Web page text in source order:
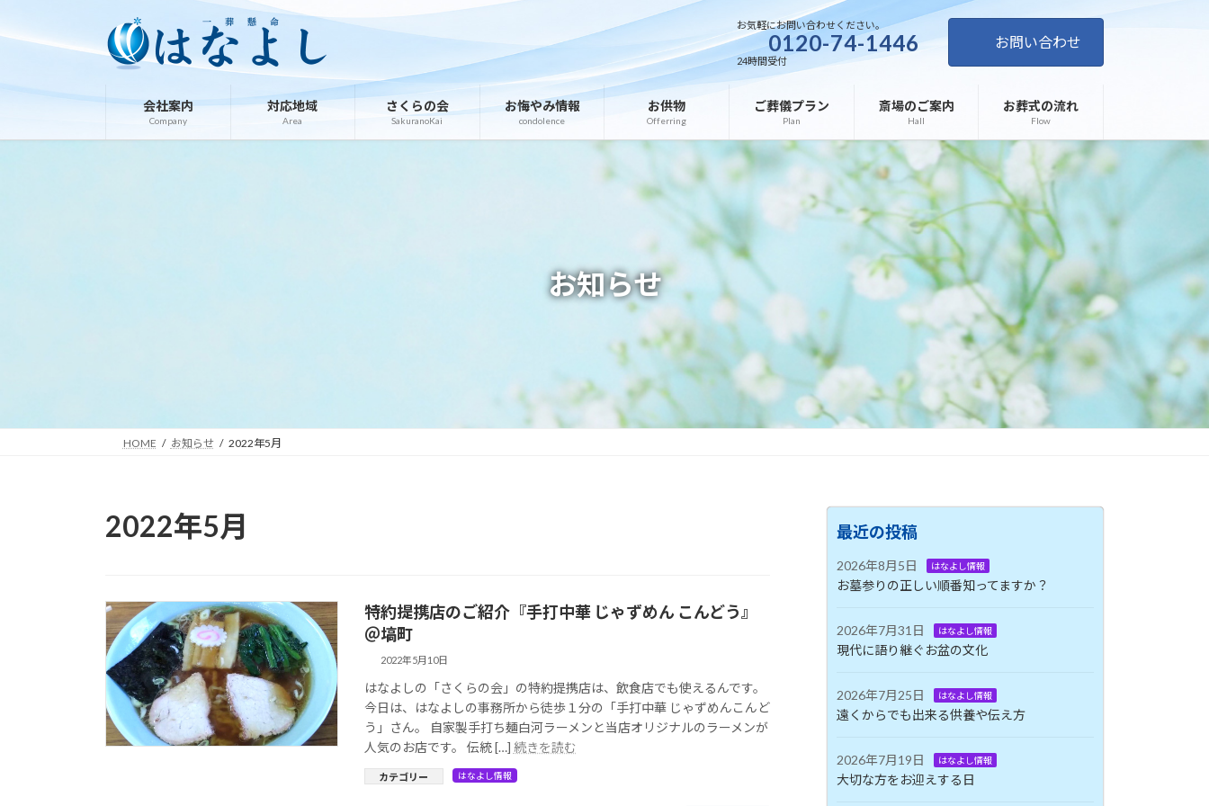
ン
ス
ビ
ン
お気軽にお問い合わせください。
0120-74-1446
24時間受付
お問い合わせ
会社案内
Company
対応地域
Area
さくらの会
SakuranoKai
お悔やみ情報
condolence
お供物
Offerring
ご葬儀プラン
Plan
斎場のご案内
Hall
お葬式の流れ
Flow
お知らせ
HOME お知らせ 2022年5月
2022年5月
特約提携店のご紹介『手打中華 じゃずめん こんどう』
＠塙町
2022年5月10日
はなよしの「さくらの会」の特約提携店は、飲食店でも使えるんです。
今日は、はなよしの事務所から徒歩１分の「手打中華 じゃずめんこんど
う」さん。 自家製手打ち麺白河ラーメンと当店オリジナルのラーメンが
人気のお店です。 伝統 […] 続きを読む
カテゴリー はなよし情報
最近の投稿
2026年8月5日 はなよし情報
お墓参りの正しい順番知ってますか？
2026年7月31日 はなよし情報
現代に語り継ぐお盆の文化
2026年7月25日 はなよし情報
遠くからでも出来る供養や伝え方
2026年7月19日 はなよし情報
大切な方をお迎えする日